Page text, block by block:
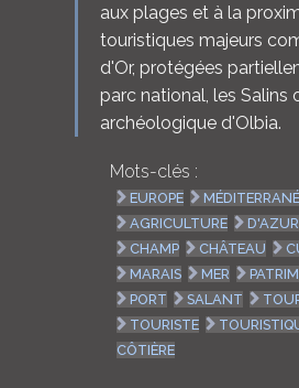
aux plages et à la
touristiques majeurs
d'Or, protégées
parc national, les Salins
archéologique d'Olbia.
Mots-clés :
EUROPE
AGRICULTURE
D'AZUR
CHAMP
CHÂTEAU
MARAIS
MER
PORT
SALANT
TOURISTE
CÔTIÈRE